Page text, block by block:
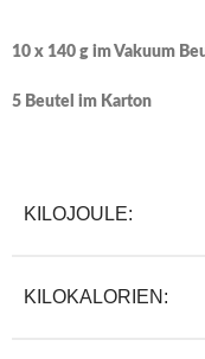
10 x 140 g im Vakuum
5 Beutel im Karton
KILOJOULE:
KILOKALORIEN: